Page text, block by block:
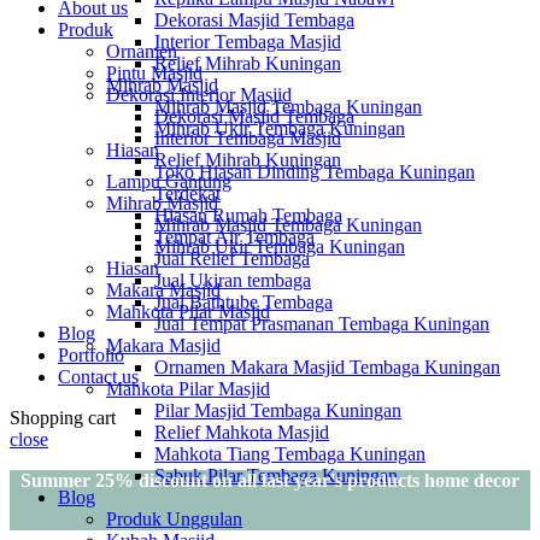
Dekorasi Masjid Tembaga
Interior Tembaga Masjid
Relief Mihrab Kuningan
Mihrab Masjid
Mihrab Masjid Tembaga Kuningan
Mihrab Ukir Tembaga Kuningan
Hiasan
Toko Hiasan Dinding Tembaga Kuningan
Terdekat
Hiasan Rumah Tembaga
Tempat Air Tembaga
Jual Relief Tembaga
Jual Ukiran tembaga
Jual Bathtube Tembaga
Jual Tempat Prasmanan Tembaga Kuningan
Makara Masjid
Ornamen Makara Masjid Tembaga Kuningan
Mahkota Pilar Masjid
Pilar Masjid Tembaga Kuningan
Relief Mahkota Masjid
Mahkota Tiang Tembaga Kuningan
Sabuk Pilar Tembaga Kuningan
Blog
Produk Unggulan
About us
Produk
Ornamen
Pintu Masjid
Dekorasi Interior Masjid
Dekorasi Masjid Tembaga
Interior Tembaga Masjid
Relief Mihrab Kuningan
Lampu Gantung
Mihrab Masjid
Mihrab Masjid Tembaga Kuningan
Mihrab Ukir Tembaga Kuningan
Hiasan
Makara Masjid
Mahkota Pilar Masjid
Blog
Portfolio
Contact us
Shopping cart
close
Summer 25% discount on all last year's products home decor